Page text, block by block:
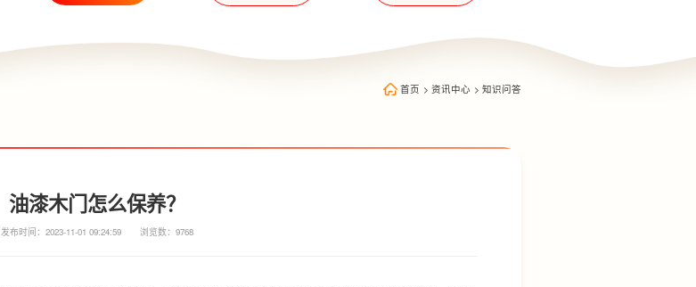
首页 > 资讯中心 > 知识问答
油漆木门怎么保养？
发布时间：2023-11-01 09:24:59 浏览数：9768